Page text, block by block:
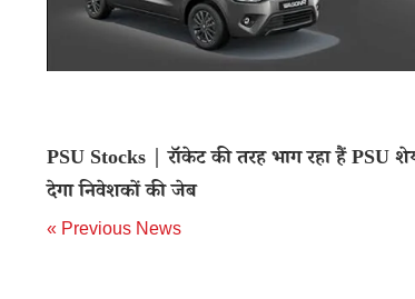
PSU Stocks | रॉकेट की तरह भाग रहा हैं PSU
देगा निवेशकों की जेब
« Previous News